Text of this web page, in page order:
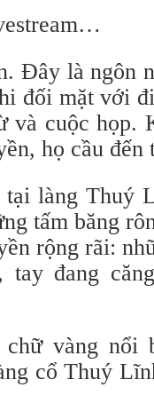
Đây là ngôn
đối mặt với
và cuộc họp.
họ cầu
tại làng Thuý
tấm băng
rộng rãi:
tay đang
vàng nổi
cổ Thuý